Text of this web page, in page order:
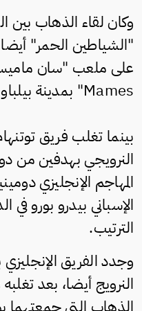
وكان لقاء الذهاب بين
"الشياطين الحمر"
Mames" بمدينة بيلباو الإسبانية.
بينما تغلب فريق
النرويجي بهدفين من
المهاجم الإنجليزي
الترتيب.
وجدد الفريق
الذهاب التي جمعتهما